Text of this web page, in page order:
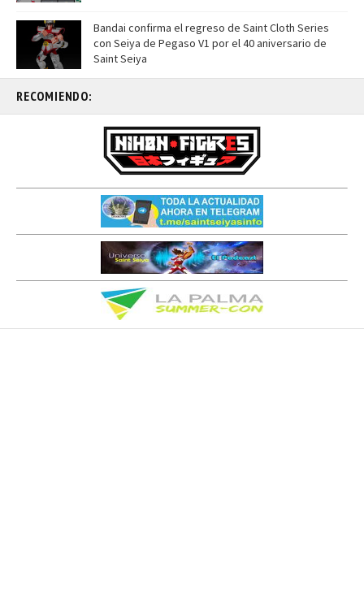
Bandai confirma el regreso de Saint Cloth Series
con Seiya de Pegaso V1 por el 40 aniversario de
Saint Seiya
RECOMIENDO: